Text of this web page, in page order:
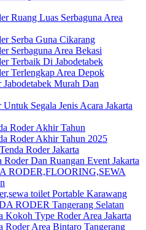
Ruang Luas Serbaguna Area
Serba Guna Cikarang
Serbaguna Area Bekasi
Terbaik Di Jabodetabek
Terlengkap Area Depok
Murah Dan
Segala Jenis Acara Jakarta
Roder Akhir Tahun
Roder Akhir Tahun 2025
Roder Jakarta
Roder Dan Ruangan Event Jakarta
RODER,FLOORING,SEWA
toilet Portable Karawang
RODER Tangerang Selatan
Kokoh Type Roder Area Jakarta
Roder Area Bintaro Tangerang